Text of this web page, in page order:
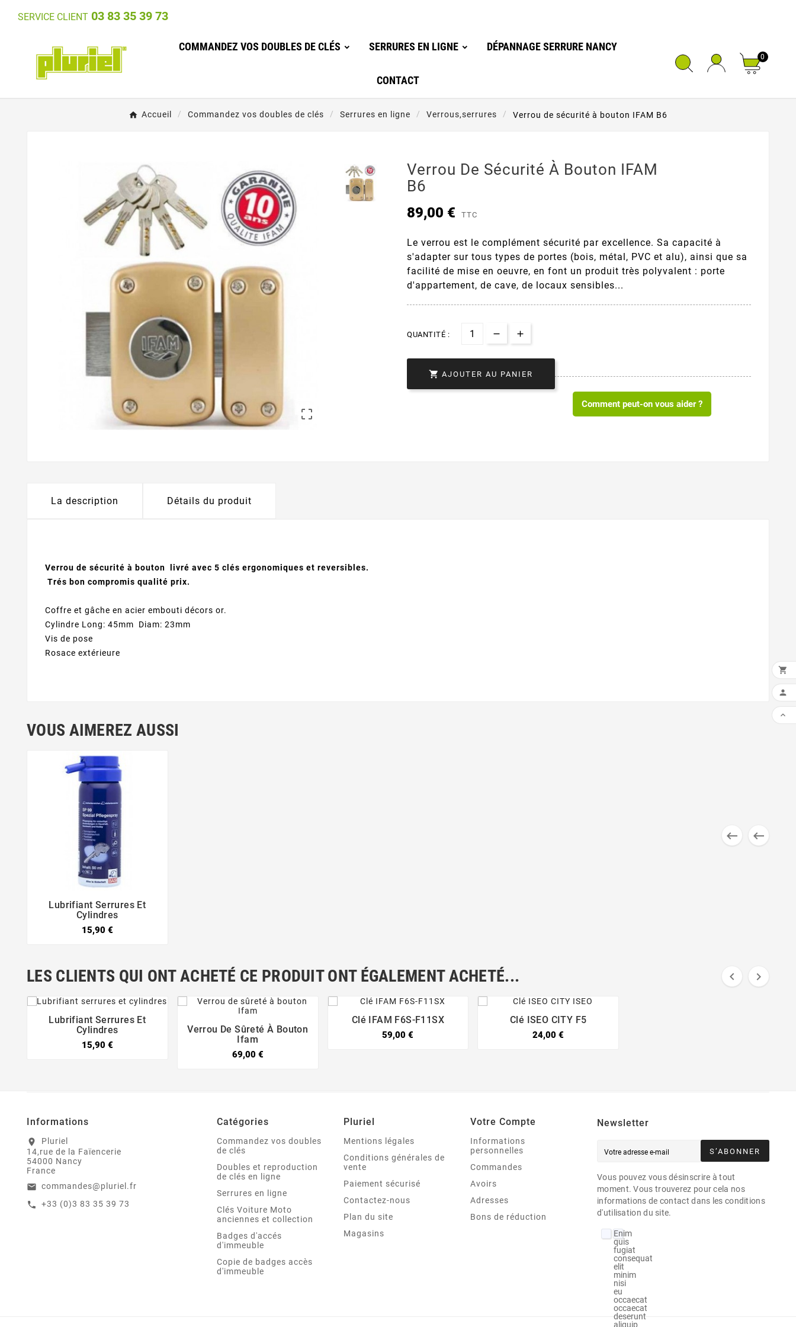
SERVICE CLIENT 03 83 35 39 73
COMMANDEZ VOS DOUBLES DE CLÉS SERRURES EN LIGNE DÉPANNAGE SERRURE NANCY
CONTACT
0
Accueil Commandez vos doubles de clés Serrures en ligne Verrous,serrures Verrou de sécurité à bouton IFAM B6

Verrou De Sécurité À Bouton IFAM
B6
89,00 € TTC
Le verrou est le complément sécurité par excellence. Sa capacité à
s'adapter sur tous types de portes (bois, métal, PVC et alu), ainsi que sa
facilité de mise en oeuvre, en font un produit très polyvalent : porte
d'appartement, de cave, de locaux sensibles...
QUANTITÉ :
 AJOUTER AU PANIER
Comment peut-on vous aider ?
La description Détails du produit
Verrou de sécurité à bouton livré avec 5 clés ergonomiques et reversibles.
Trés bon compromis qualité prix.
Coffre et gâche en acier embouti décors or.
Cylindre Long: 45mm Diam: 23mm
Vis de pose
Rosace extérieure
VOUS AIMEREZ AUSSI
 
 
Lubrifiant Serrures Et
Cylindres
15,90 €
LES CLIENTS QUI ONT ACHETÉ CE PRODUIT ONT ÉGALEMENT ACHETÉ...  
 
Lubrifiant Serrures Et
Cylindres
15,90 €
 
Verrou De Sûreté À Bouton
Ifam
69,00 €
Clé IFAM F6S-F11SX
59,00 €
Clé ISEO CITY F5
24,00 €
Informations
location_on
Pluriel
14,rue de la Faïencerie
54000 Nancy
France
email commandes@pluriel.fr
call +33 (0)3 83 35 39 73
Catégories
Commandez vos doubles
de clés
Doubles et reproduction
de clés en ligne
Serrures en ligne
Clés Voiture Moto
anciennes et collection
Badges d'accés
d'immeuble
Copie de badges accès
d'immeuble
Pluriel
Mentions légales
Conditions générales de
vente
Paiement sécurisé
Contactez-nous
Plan du site
Magasins
Votre Compte
Informations
personnelles
Commandes
Avoirs
Adresses
Bons de réduction
Newsletter
S’ABONNER
Vous pouvez vous désinscrire à tout
moment. Vous trouverez pour cela nos
informations de contact dans les conditions
d'utilisation du site.
Enim
quis
fugiat
consequat
elit
minim
nisi
eu
occaecat
occaecat
deserunt
aliquip


